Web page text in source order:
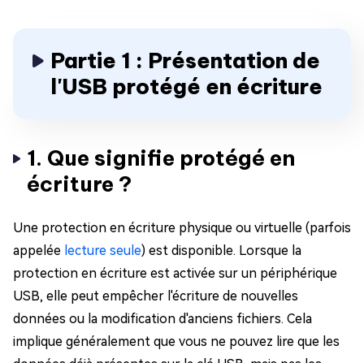
Partie 1 : Présentation de
l'USB protégé en écriture
1. Que signifie protégé en
écriture ?
Une protection en écriture physique ou virtuelle (parfois
appelée lecture seule) est disponible. Lorsque la
protection en écriture est activée sur un périphérique
USB, elle peut empêcher l'écriture de nouvelles
données ou la modification d'anciens fichiers. Cela
implique généralement que vous ne pouvez lire que les